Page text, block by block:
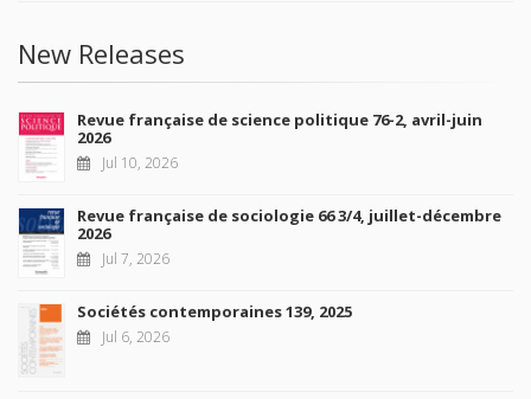
New Releases
Revue française de science politique 76-2, avril-juin
2026
Jul 10, 2026
Revue française de sociologie 66 3/4, juillet-décembre
2026
Jul 7, 2026
Sociétés contemporaines 139, 2025
Jul 6, 2026